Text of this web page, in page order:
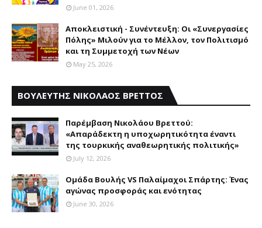
June 01, 2026
Αποκλειστική - Συνέντευξη: Οι «Συνεργασίες
Πόλης» Μιλούν για το Μέλλον, τον Πολιτισμό
και τη Συμμετοχή των Νέων
May 25, 2026
ΒΟΥΛΕΥΤΗΣ ΝΙΚΟΛΑΟΣ ΒΡΕΤΤΟΣ
Παρέμβαση Nικολάου Bρεττού:
«Aπαράδεκτη η υποχωρητικότητα έναντι
της τουρκικής αναθεωρητικής πολιτικής»
July 12, 2026
Ομάδα Βουλής VS Παλαίμαχοι Σπάρτης: Ένας
αγώνας προσφοράς και ενότητας
June 30, 2026